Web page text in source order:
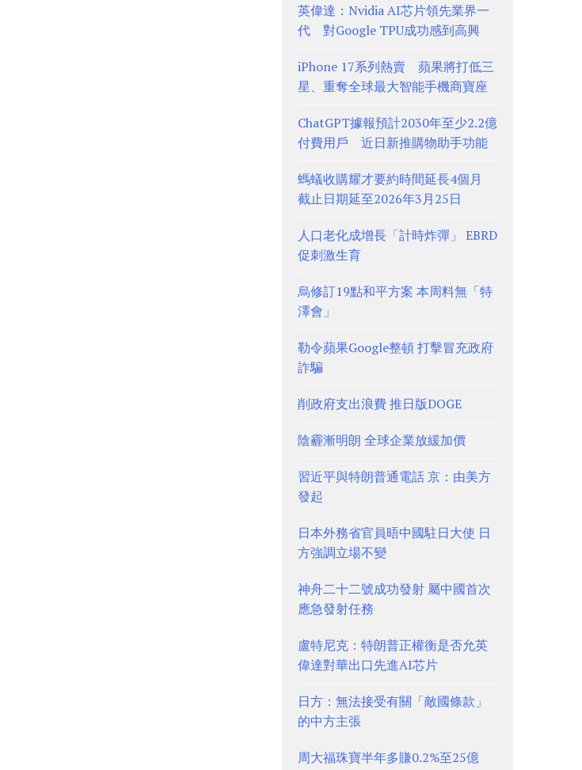
英偉達：Nvidia AI芯片領先業界一
代 對Google TPU成功感到高興
iPhone 17系列熱賣 蘋果將打低三
星、重奪全球最大智能手機商寶座
ChatGPT據報預計2030年至少2.2億
付費用戶 近日新推購物助手功能
螞蟻收購耀才要約時間延長4個月
截止日期延至2026年3月25日
人口老化成增長「計時炸彈」 EBRD
促刺激生育
烏修訂19點和平方案 本周料無「特
澤會」
勒令蘋果Google整頓 打擊冒充政府
詐騙
削政府支出浪費 推日版DOGE
陰霾漸明朗 全球企業放緩加價
習近平與特朗普通電話 京：由美方
發起
日本外務省官員晤中國駐日大使 日
方強調立場不變
神舟二十二號成功發射 屬中國首次
應急發射任務
盧特尼克：特朗普正權衡是否允英
偉達對華出口先進AI芯片
日方：無法接受有關「敵國條款」
的中方主張
周大福珠寶半年多賺0.2%至25億